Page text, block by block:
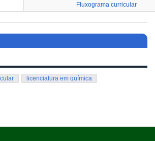
Fluxograma curricular
licenciatura em química